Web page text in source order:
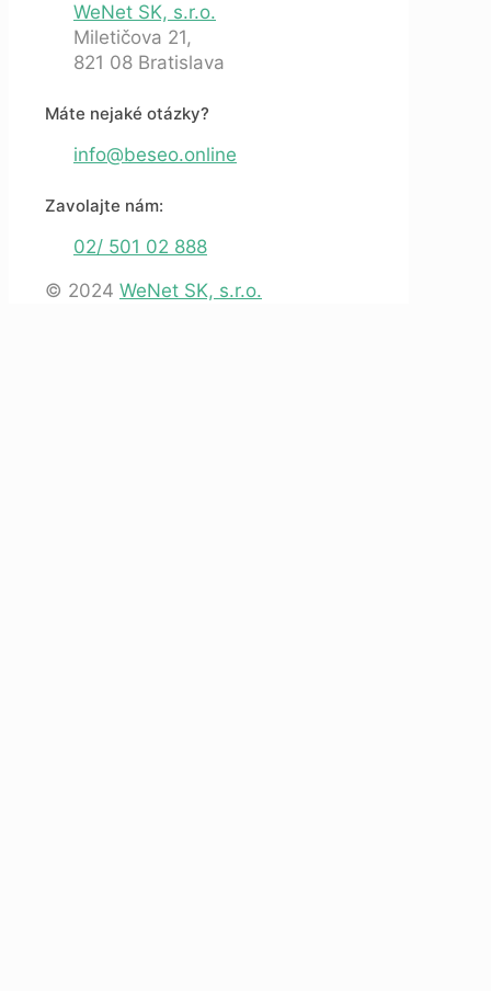
WeNet SK, s.r.o.
Miletičova 21,
821 08 Bratislava
Máte nejaké otázky?
info@beseo.online
Zavolajte nám:
02/ 501 02 888
© 2024 WeNet SK, s.r.o.